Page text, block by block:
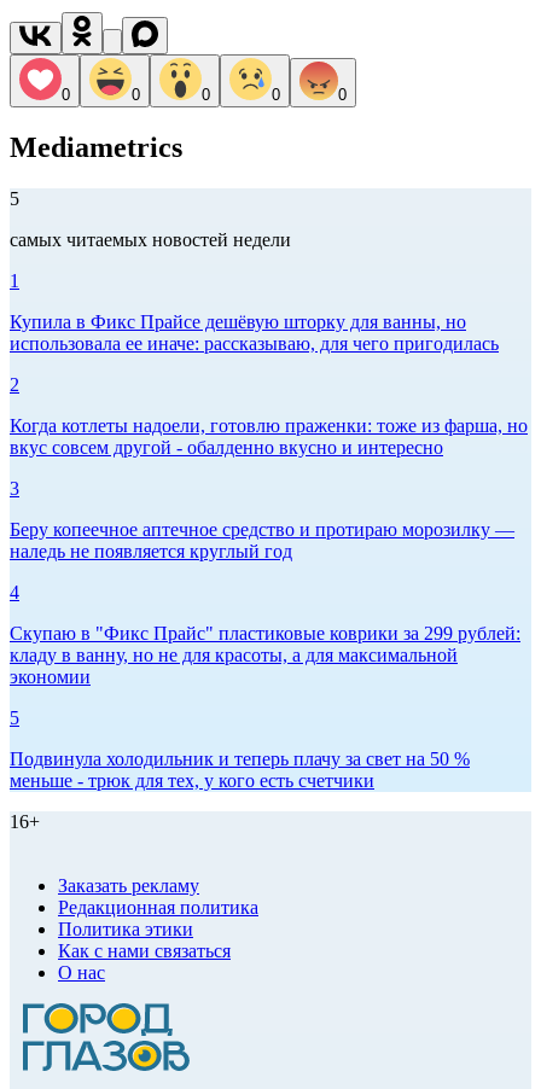
0 0 0 0 0
Mediametrics
5
самых читаемых новостей недели
1
Купила в Фикс Прайсе дешёвую шторку для ванны, но
использовала ее иначе: рассказываю, для чего пригодилась
2
Когда котлеты надоели, готовлю праженки: тоже из фарша, но
вкус совсем другой - обалденно вкусно и интересно
3
Беру копеечное аптечное средство и протираю морозилку —
наледь не появляется круглый год
4
Скупаю в "Фикс Прайс" пластиковые коврики за 299 рублей:
кладу в ванну, но не для красоты, а для максимальной
экономии
5
Подвинула холодильник и теперь плачу за свет на 50 %
меньше - трюк для тех, у кого есть счетчики
16+
Заказать рекламу
Редакционная политика
Политика этики
Как с нами связаться
О нас